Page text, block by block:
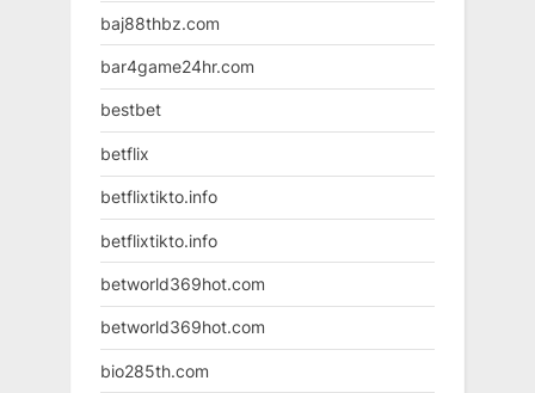
baj88thbz.com
bar4game24hr.com
bestbet
betflix
betflixtikto.info
betflixtikto.info
betworld369hot.com
betworld369hot.com
bio285th.com